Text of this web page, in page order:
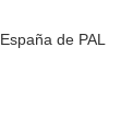
de PAL